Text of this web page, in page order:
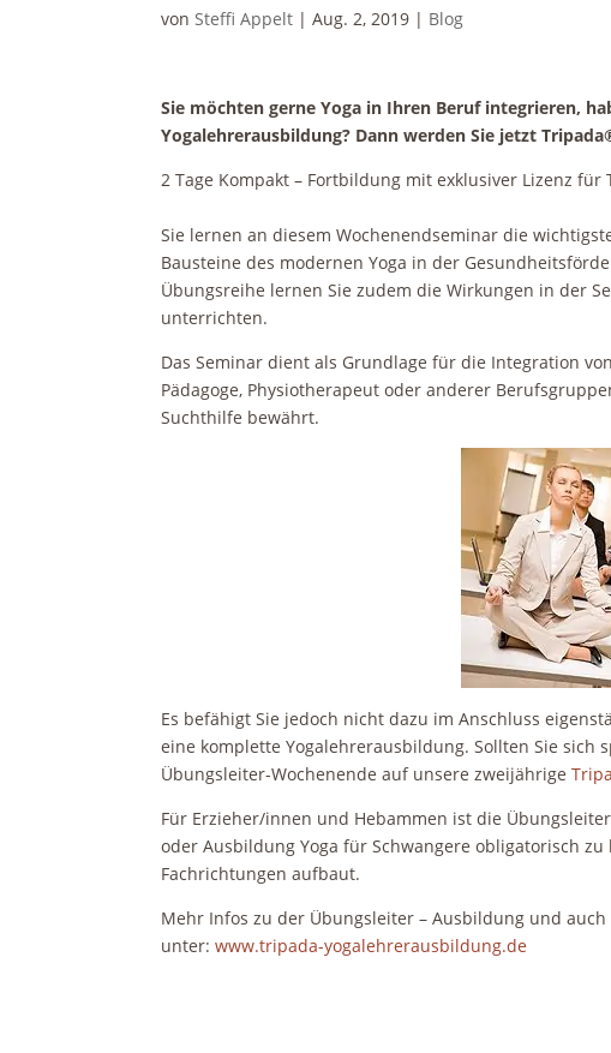
vonSteffi Appelt |Aug. 2, 2019 | Blog
Sie möchten gerne Yoga in Ihren Beruf integrieren,
Yogalehrerausbildung? Dann werden Sie jetzt
2 Tage Kompakt – Fortbildung mit exklusiver Lizenz
Sie lernen an diesem Wochenendseminar die
Bausteine des modernen Yoga in der
Übungsreihe lernen Sie zudem die Wirkungen in der
unterrichten.
Das Seminar dient als Grundlage für die Integration
Pädagoge, Physiotherapeut oder anderer
Suchthilfe bewährt.
Es befähigt Sie jedoch nicht dazu im Anschluss
eine komplette Yogalehrerausbildung. Sollten Sie
Übungsleiter-Wochenende auf unsere zweijährige
Für Erzieher/innen und Hebammen ist die
oder Ausbildung Yoga für Schwangere obligatorisch
Fachrichtungen aufbaut.
Mehr Infos zu der Übungsleiter – Ausbildung und
unter:www.tripada-yogalehrerausbildung.de